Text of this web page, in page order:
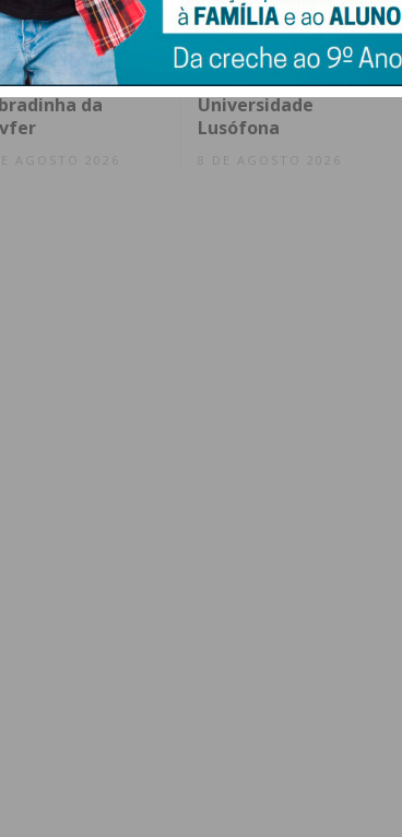
José
vence
da
na
da
AGOSTO 2026
Penafiel abre
candidaturas a bolsa
de estudo para
alunos da
Universidade
Lusófona
8 DE AGOSTO 2026